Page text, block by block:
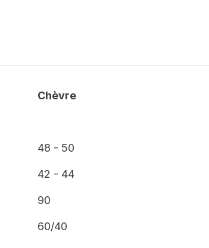
Chèvre
48 - 50
42 - 44
90
60/40